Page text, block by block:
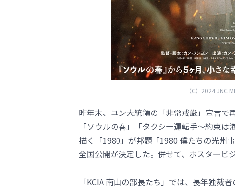
（C）2024 JNC
昨年末、ユン大統領の「非常戒厳」宣言で
「ソウルの春」「タクシー運転手～約束
描く「1980」が邦題「1980 僕たちの光州
全国公開が決定した。併せて、ポスタービ
「KCIA 南山の部長たち」では、長年独裁